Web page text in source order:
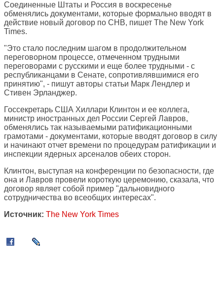
Соединенные Штаты и Россия в воскресенье
обменялись документами, которые формально вводят в
действие новый договор по СНВ, пишет The New York
Times.
"Это стало последним шагом в продолжительном
переговорном процессе, отмеченном трудными
переговорами с русскими и еще более трудными - с
республиканцами в Сенате, сопротивлявшимися его
принятию", - пишут авторы статьи Марк Лендлер и
Стивен Эрланджер.
Госсекретарь США Хиллари Клинтон и ее коллега,
министр иностранных дел России Сергей Лавров,
обменялись так называемыми ратификационными
грамотами - документами, которые вводят договор в силу
и начинают отчет времени по процедурам ратификации и
инспекции ядерных арсеналов обеих сторон.
Клинтон, выступая на конференции по безопасности, где
она и Лавров провели короткую церемонию, сказала, что
договор являет собой пример "дальновидного
сотрудничества во всеобщих интересах".
Источник: The New York Times